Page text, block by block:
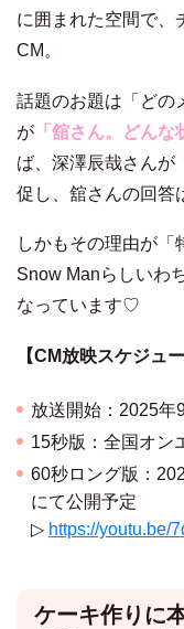
に囲まれた空間で、
CM。
話題のお題は「どの
が 「舘さん。どんな
ば、深澤辰哉さんが
促し、舘さんの回
しかもその理由が「
Snow Manらしいわ
なっています♡
【CM放映スケジュー
放送開始：2025年
15秒版：全国オン
60秒ロング版：
にて公開予定
▷ https://youtu.be/
ケーキ作りに